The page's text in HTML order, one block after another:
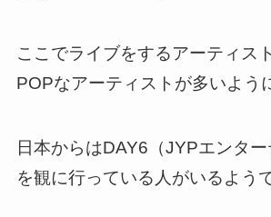
ここでライブをするアーティス
POPなアーティストが多いよう
日本からはDAY6（JYPエンター
を観に行っている人がいるよう